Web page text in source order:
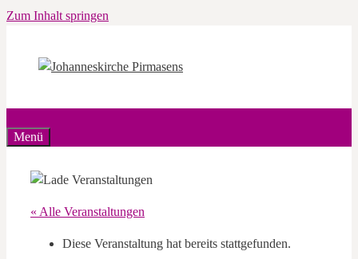
Zum Inhalt springen
Menü
« Alle Veranstaltungen
Diese Veranstaltung hat bereits stattgefunden.